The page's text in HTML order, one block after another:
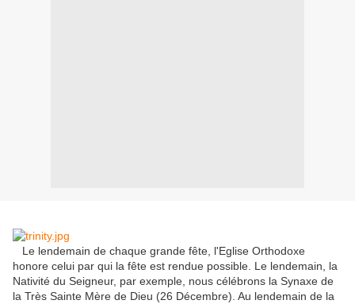
Le lendemain de chaque grande fête, l'Eglise Orthodoxe
honore celui par qui la fête est rendue possible. Le lendemain, la
Nativité du Seigneur, par exemple, nous célébrons la Synaxe de
la Très Sainte Mère de Dieu (26 Décembre). Au lendemain de la